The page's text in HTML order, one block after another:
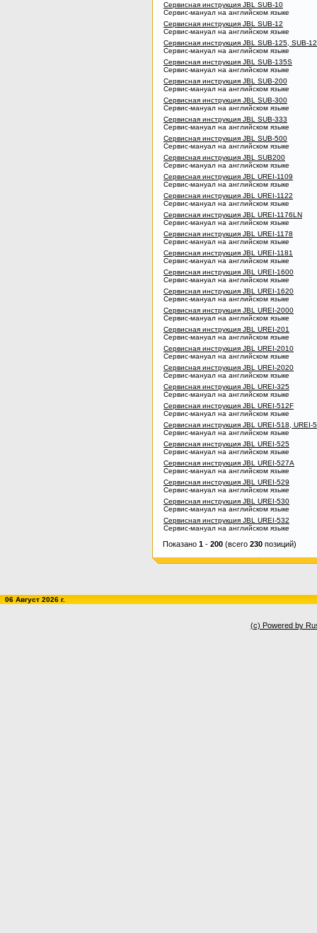
Сервисная инструкция JBL SUB-10
Сервис-мануал на английском языке
Сервисная инструкция JBL SUB-12
Сервис-мануал на английском языке
Сервисная инструкция JBL SUB-125, SUB-
Сервис-мануал на английском языке
Сервисная инструкция JBL SUB-135S
Сервис-мануал на английском языке
Сервисная инструкция JBL SUB-200
Сервис-мануал на английском языке
Сервисная инструкция JBL SUB-300
Сервис-мануал на английском языке
Сервисная инструкция JBL SUB-333
Сервис-мануал на английском языке
Сервисная инструкция JBL SUB-500
Сервис-мануал на английском языке
Сервисная инструкция JBL SUB200
Сервис-мануал на английском языке
Сервисная инструкция JBL UREI-1109
Сервис-мануал на английском языке
Сервисная инструкция JBL UREI-1122
Сервис-мануал на английском языке
Сервисная инструкция JBL UREI-1176LN
Сервис-мануал на английском языке
Сервисная инструкция JBL UREI-1178
Сервис-мануал на английском языке
Сервисная инструкция JBL UREI-1181
Сервис-мануал на английском языке
Сервисная инструкция JBL UREI-1600
Сервис-мануал на английском языке
Сервисная инструкция JBL UREI-1620
Сервис-мануал на английском языке
Сервисная инструкция JBL UREI-2000
Сервис-мануал на английском языке
Сервисная инструкция JBL UREI-201
Сервис-мануал на английском языке
Сервисная инструкция JBL UREI-2010
Сервис-мануал на английском языке
Сервисная инструкция JBL UREI-2020
Сервис-мануал на английском языке
Сервисная инструкция JBL UREI-325
Сервис-мануал на английском языке
Сервисная инструкция JBL UREI-512F
Сервис-мануал на английском языке
Сервисная инструкция JBL UREI-518, UREI-
Сервис-мануал на английском языке
Сервисная инструкция JBL UREI-525
Сервис-мануал на английском языке
Сервисная инструкция JBL UREI-527A
Сервис-мануал на английском языке
Сервисная инструкция JBL UREI-529
Сервис-мануал на английском языке
Сервисная инструкция JBL UREI-530
Сервис-мануал на английском языке
Сервисная инструкция JBL UREI-532
Сервис-мануал на английском языке
Показано 1 - 200 (всего 230 позиций)
06 Август 2026 г.
(c) Powered by